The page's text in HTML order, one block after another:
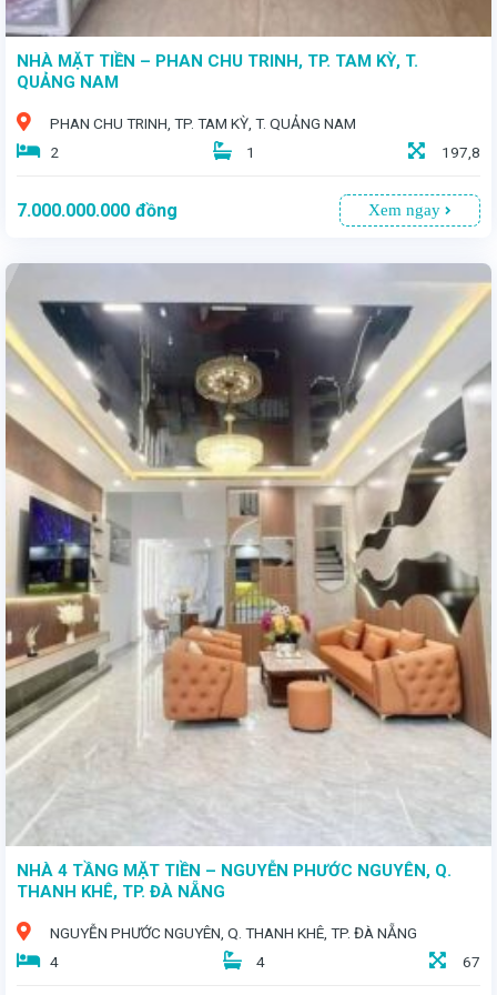
NHÀ MẶT TIỀN – PHAN CHU TRINH, TP. TAM KỲ, T.
QUẢNG NAM
PHAN CHU TRINH, TP. TAM KỲ, T. QUẢNG NAM
2
1 197,8
7.000.000.000 đồng Xem ngay
NHÀ 4 TẦNG MẶT TIỀN – NGUYỄN PHƯỚC NGUYÊN, Q.
THANH KHÊ, TP. ĐÀ NẴNG
NGUYỄN PHƯỚC NGUYÊN, Q. THANH KHÊ, TP. ĐÀ NẴNG
4
4 67